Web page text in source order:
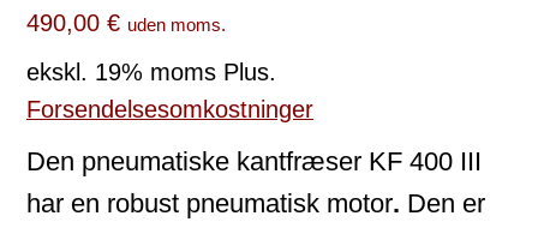
490,00 € uden moms.
ekskl. 19% moms Plus.
Forsendelsesomkostninger
Den pneumatiske kantfræser KF 400 III
har en robust pneumatisk motor. Den er